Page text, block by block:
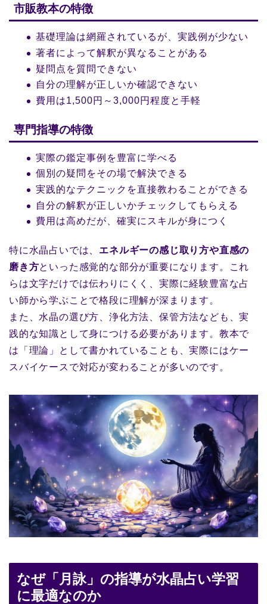
市販教本の特徴
基礎理論は網羅されているが、実践例が少ない
著者によって解釈が異なることがある
疑問点を質問できない
自分の理解が正しいか確認できない
費用は1,500円～3,000円程度と手軽
専門指導の特徴
実際の鑑定事例を豊富に学べる
個別の疑問をその場で解決できる
実践的なテクニックを直接教わることができる
自分の解釈が正しいかチェックしてもらえる
費用は高めだが、確実にスキルが身につく
特に水晶占いでは、 エネルギーの感じ取り方や直感の
磨き方といった感覚的な部分が重要になります。これ
らは文字だけでは伝わりにくく、実際に経験豊富な占
い師から学ぶことで格段に理解が深まります。
また、水晶の選び方、浄化方法、保管方法なども、実
践的な知識として身につける必要があります。教本で
は「理論」として書かれていることも、実際にはケー
スバイケースで対応が変わることが多いのです。
なぜ「月詠」の指導が水晶占い学習
に最適なのか